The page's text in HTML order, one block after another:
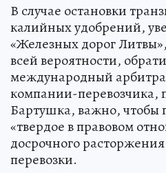
В случае остановки
калийных удобрений,
«Железных дорог
всей вероятности,
международный
компании-перевозчика,
Бартушка, важно, чтобы
«твердое в правовом
досрочного
перевозки.